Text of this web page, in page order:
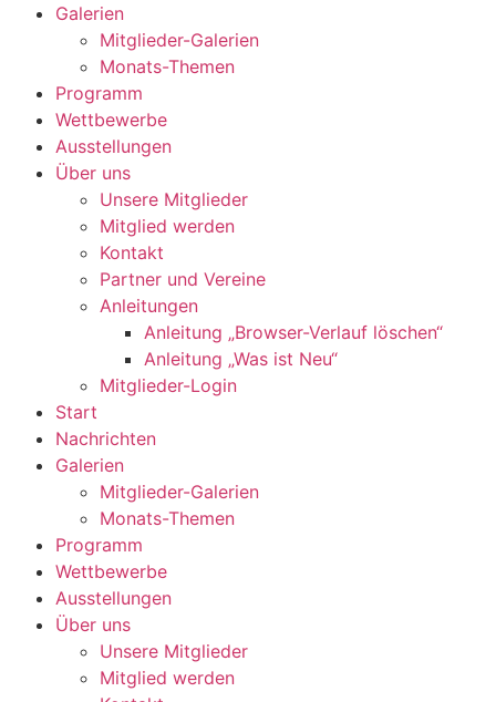
Galerien
Mitglieder-Galerien
Monats-Themen
Programm
Wettbewerbe
Ausstellungen
Über uns
Unsere Mitglieder
Mitglied werden
Kontakt
Partner und Vereine
Anleitungen
Anleitung „Browser-Verlauf löschen“
Anleitung „Was ist Neu“
Mitglieder-Login
Start
Nachrichten
Galerien
Mitglieder-Galerien
Monats-Themen
Programm
Wettbewerbe
Ausstellungen
Über uns
Unsere Mitglieder
Mitglied werden